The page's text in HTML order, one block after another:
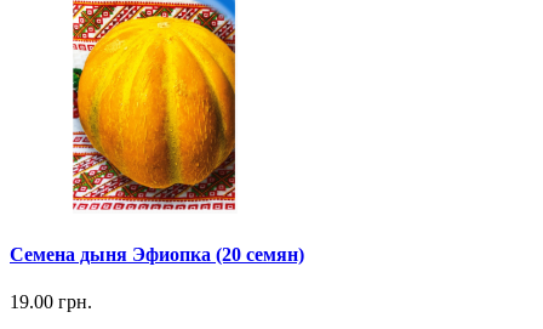
Семена дыня Эфиопка (20 семян)
19.00 грн.